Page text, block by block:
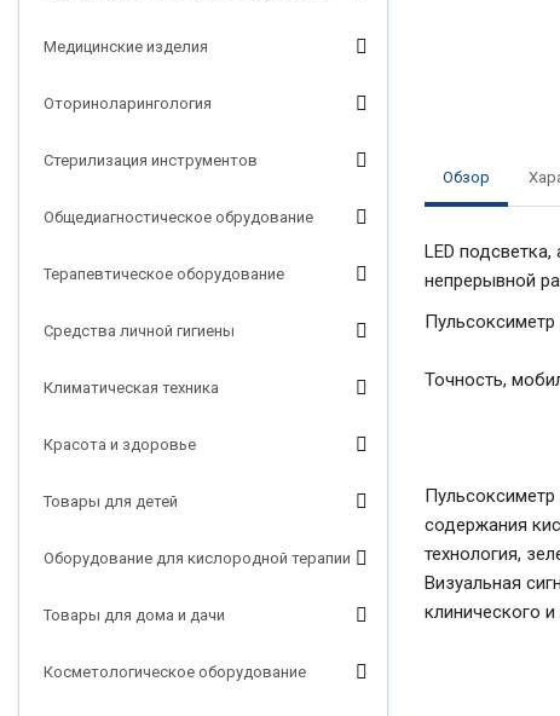
Медицинские изделия
Оториноларингология
Стерилизация инструментов
Общедиагностическое обрудование
Терапевтическое оборудование
Средства личной гигиены
Климатическая техника
Красота и здоровье
Товары для детей
Оборудование для кислородной терапии
Товары для дома и дачи
Косметологическое оборудование
Обзор
LED
непрерывной
Пульсоксиметр
Точность,
содержания
технология,
Визуальная
клинического